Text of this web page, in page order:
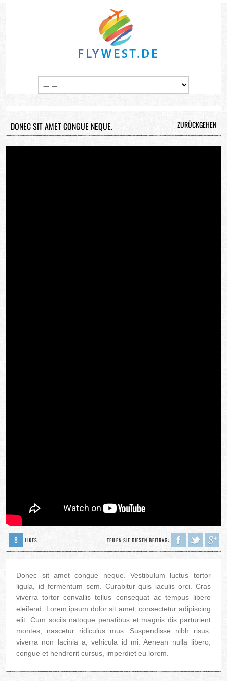
DONEC SIT AMET CONGUE NEQUE. ZURÜCKGEHEN
8 LIKES TEILEN SIE DIESEN BEITRAG:
Donec sit amet congue neque. Vestibulum luctus tortor
ligula, id fermentum sem. Curabitur quis iaculis orci. Cras
viverra tortor convallis tellus consequat ac tempus libero
eleifend. Lorem ipsum dolor sit amet, consectetur adipiscing
elit. Cum sociis natoque penatibus et magnis dis parturient
montes, nascetur ridiculus mus. Suspendisse nibh risus,
viverra non lacinia a, vehicula id mi. Aenean nulla libero,
congue et hendrerit cursus, imperdiet eu lorem.